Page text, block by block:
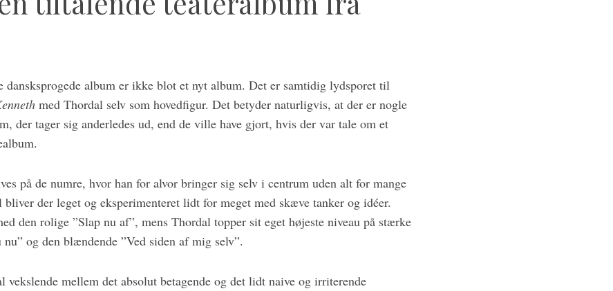
dansksprogede album er ikke blot et nyt album. Det er samtidig lydsporet til
med Thordal selv som hovedfigur. Det betyder naturligvis, at der er nogle
der tager sig anderledes ud, end de ville have gjort, hvis der var tale om et
på de numre, hvor han for alvor bringer sig selv i centrum uden alt for mange
der leget og eksperimenteret lidt for meget med skæve tanker og idéer.
den rolige ”Slap nu af”, mens Thordal topper sit eget højeste niveau på stærke
og den blændende ”Ved siden af mig selv”.
vekslende mellem det absolut betagende og det lidt naive og irriterende